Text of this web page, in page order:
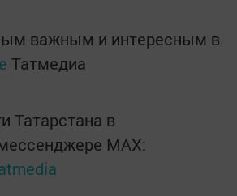
важным и интересным в
Татмедиа
Татарстана в
MАХ: